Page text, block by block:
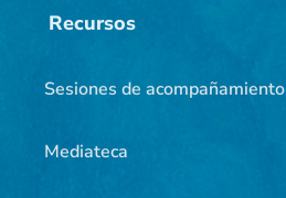
Recursos
Sesiones de acompañamiento
Mediateca